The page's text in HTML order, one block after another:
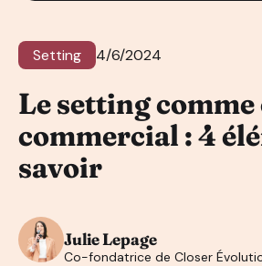
Setting 4/6/2024
Le setting
commercial : 4
savoir
Julie Lepage
Co-fondatrice de Closer